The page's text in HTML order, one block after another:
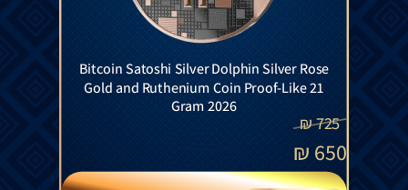
Bitcoin Satoshi Silver Dolphin Silver Rose
Gold and Ruthenium Coin Proof-Like 21
Gram 2026
725
₪
650
₪